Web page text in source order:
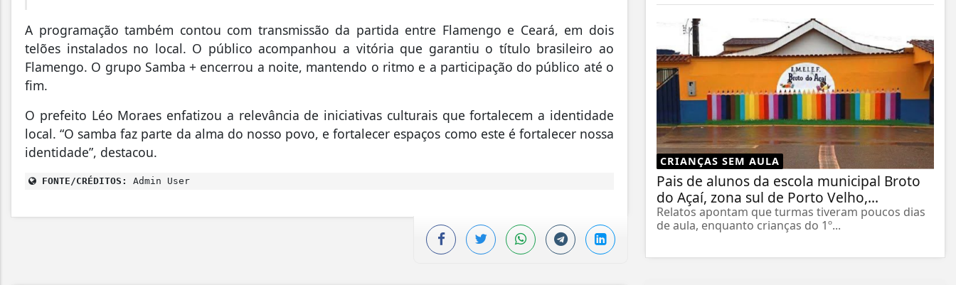
A programação também contou com transmissão da partida entre Flamengo e Ceará, em dois
telões instalados no local. O público acompanhou a vitória que garantiu o título brasileiro ao
Flamengo. O grupo Samba + encerrou a noite, mantendo o ritmo e a participação do público até o
fim.
O prefeito Léo Moraes enfatizou a relevância de iniciativas culturais que fortalecem a identidade
local. “O samba faz parte da alma do nosso povo, e fortalecer espaços como este é fortalecer nossa
identidade”, destacou.
FONTE/CRÉDITOS: Admin User
CRIANÇAS SEM AULA
Pais de alunos da escola municipal Broto
do Açaí, zona sul de Porto Velho,...
Relatos apontam que turmas tiveram poucos dias
de aula, enquanto crianças do 1º...